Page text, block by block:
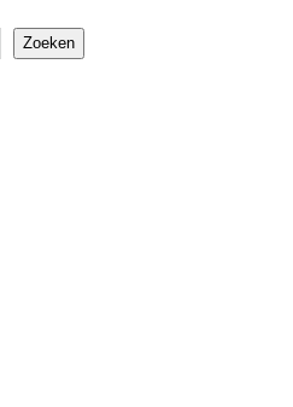
Zoeken